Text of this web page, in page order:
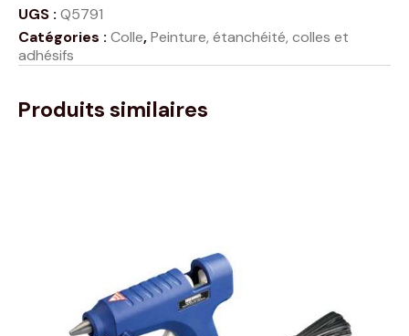
UGS : Q5791
Catégories : Colle,Peinture, étanchéité, colles et
adhésifs
Produits similaires